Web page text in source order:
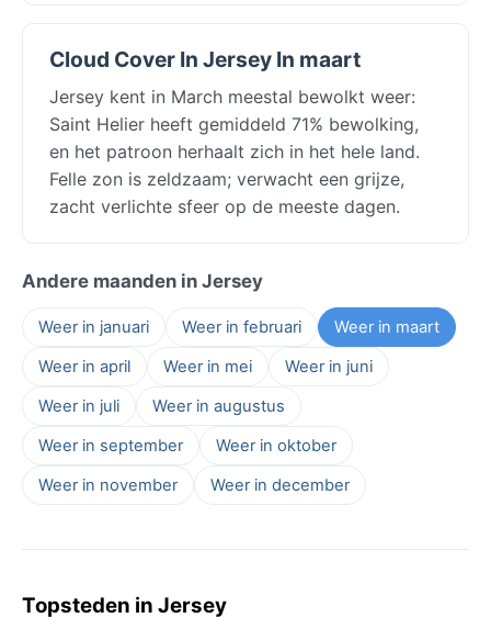
Cloud Cover In Jersey In maart
Jersey kent in March meestal bewolkt weer:
Saint Helier heeft gemiddeld 71% bewolking,
en het patroon herhaalt zich in het hele land.
Felle zon is zeldzaam; verwacht een grijze,
zacht verlichte sfeer op de meeste dagen.
Andere maanden in Jersey
Weer in januari Weer in februari
Weer in maart
Weer in april
Weer in mei
Weer in juni
Weer in juli
Weer in augustus
Weer in september
Weer in oktober
Weer in november
Weer in december
Topsteden in Jersey